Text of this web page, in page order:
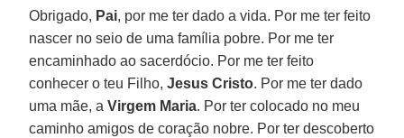
Obrigado, Pai, por me ter dado a vida. Por me ter feito
nascer no seio de uma família pobre. Por me ter
encaminhado ao sacerdócio. Por me ter feito
conhecer o teu Filho,Jesus Cristo. Por me ter dado
uma mãe, aVirgem Maria. Por ter colocado no meu
caminho amigos de coração nobre. Por ter descoberto